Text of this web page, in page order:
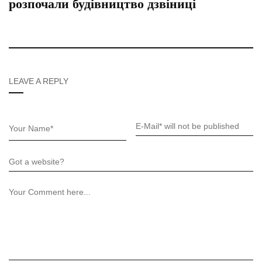
розпочали будівництво дзвіниці
LEAVE A REPLY